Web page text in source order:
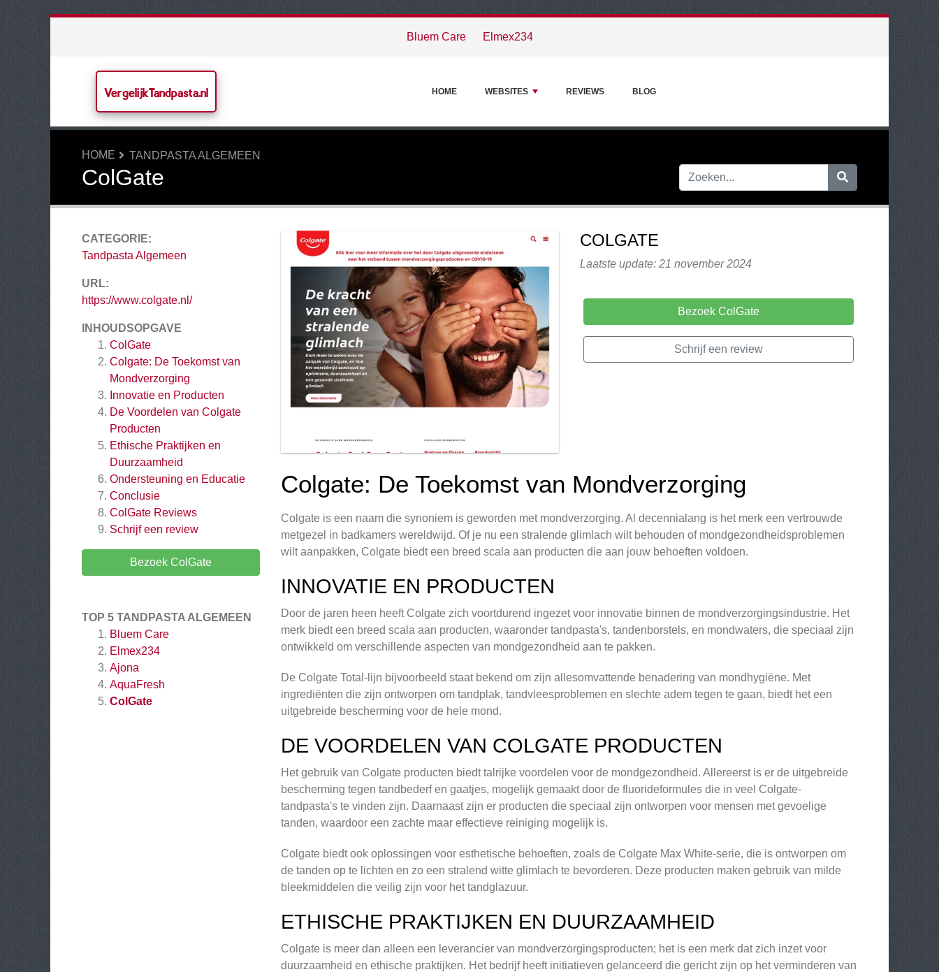
Bluem Care Elmex234
VergelijkTandpasta.nl HOME WEBSITES REVIEWS BLOG
HOME TANDPASTA ALGEMEEN
ColGate
CATEGORIE:
Tandpasta Algemeen
URL:
https://www.colgate.nl/
INHOUDSOPGAVE
ColGate
Colgate: De Toekomst van
Mondverzorging
Innovatie en Producten
De Voordelen van Colgate
Producten
Ethische Praktijken en
Duurzaamheid
Ondersteuning en Educatie
Conclusie
ColGate Reviews
Schrijf een review
Bezoek ColGate
TOP 5 TANDPASTA ALGEMEEN
Bluem Care
Elmex234
Ajona
AquaFresh
ColGate
COLGATE
Laatste update: 21 november 2024
Bezoek ColGate
Schrijf een review
Colgate: De Toekomst van Mondverzorging
Colgate is een naam die synoniem is geworden met mondverzorging. Al decennialang is het merk een vertrouwde
metgezel in badkamers wereldwijd. Of je nu een stralende glimlach wilt behouden of mondgezondheidsproblemen
wilt aanpakken, Colgate biedt een breed scala aan producten die aan jouw behoeften voldoen.
INNOVATIE EN PRODUCTEN
Door de jaren heen heeft Colgate zich voortdurend ingezet voor innovatie binnen de mondverzorgingsindustrie. Het
merk biedt een breed scala aan producten, waaronder tandpasta's, tandenborstels, en mondwaters, die speciaal zijn
ontwikkeld om verschillende aspecten van mondgezondheid aan te pakken.
De Colgate Total-lijn bijvoorbeeld staat bekend om zijn allesomvattende benadering van mondhygiëne. Met
ingrediënten die zijn ontworpen om tandplak, tandvleesproblemen en slechte adem tegen te gaan, biedt het een
uitgebreide bescherming voor de hele mond.
DE VOORDELEN VAN COLGATE PRODUCTEN
Het gebruik van Colgate producten biedt talrijke voordelen voor de mondgezondheid. Allereerst is er de uitgebreide
bescherming tegen tandbederf en gaatjes, mogelijk gemaakt door de fluorideformules die in veel Colgate-
tandpasta's te vinden zijn. Daarnaast zijn er producten die speciaal zijn ontworpen voor mensen met gevoelige
tanden, waardoor een zachte maar effectieve reiniging mogelijk is.
Colgate biedt ook oplossingen voor esthetische behoeften, zoals de Colgate Max White-serie, die is ontworpen om
de tanden op te lichten en zo een stralend witte glimlach te bevorderen. Deze producten maken gebruik van milde
bleekmiddelen die veilig zijn voor het tandglazuur.
ETHISCHE PRAKTIJKEN EN DUURZAAMHEID
Colgate is meer dan alleen een leverancier van mondverzorgingsproducten; het is een merk dat zich inzet voor
duurzaamheid en ethische praktijken. Het bedrijf heeft initiatieven gelanceerd die gericht zijn op het verminderen van